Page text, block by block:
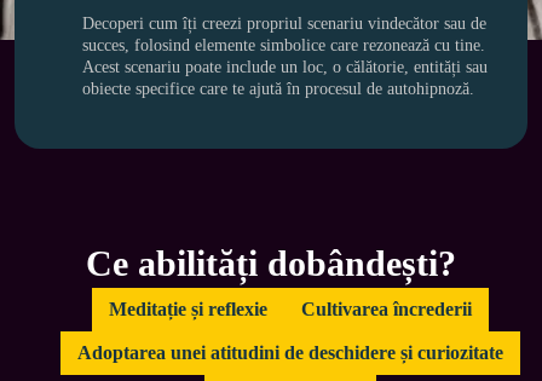
Decoperi cum îți creezi propriul scenariu vindecător sau de
succes, folosind elemente simbolice care rezonează cu tine.
Acest scenariu poate include un loc, o călătorie, entități sau
obiecte specifice care te ajută în procesul de autohipnoză.
Ce abilități dobândești?
Meditație și reflexie Cultivarea încrederii
Adoptarea unei atitudini de deschidere și curiozitate